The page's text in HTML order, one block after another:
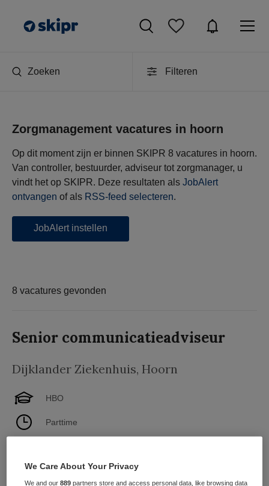
Zoeken Filteren
Zorgmanagement vacatures in hoorn
Op dit moment zijn er binnen SKIPR 8 vacatures in hoorn.
Van controller, bestuurder, adviseur tot zorgmanager, u
vindt het op SKIPR. Deze resultaten als JobAlert
ontvangen of als RSS-feed selecteren.
JobAlert instellen
8 vacatures gevonden
Senior communicatieadviseur
Dijklander Ziekenhuis, Hoorn
HBO
Parttime
Je nieuwe baan Als senior communicatieadviseur draag
We Care About Your Privacy
We and our889 partners store and access personal data, like browsing data